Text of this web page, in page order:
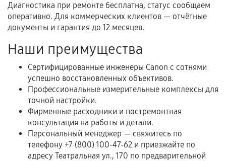
Естественный износ деталей, если иное не
предусмотрено отдельно.
срока.
Программные сбои, если это не указано в
отдельных условиях.
Если комплектующие куплены
самостоятельно
Гарантия на выполненные работы может
Диагностика при ремонте бесплатна, статус сообщаем
оперативно. Для коммерческих клиентов — отчётные
документы и гарантия до 12 месяцев.
Наши преимущества
Сертифицированные инженеры Canon с сотнями
успешно восстановленных объективов.
Профессиональные измерительные комплексы для
точной настройки.
Фирменные расходники и постремонтная
консультация на работы и детали.
Персональный менеджер — свяжитесь по
телефону +7 (800) 100-47-62 и приезжайте по
адресу Театральная ул., 170 по предварительной